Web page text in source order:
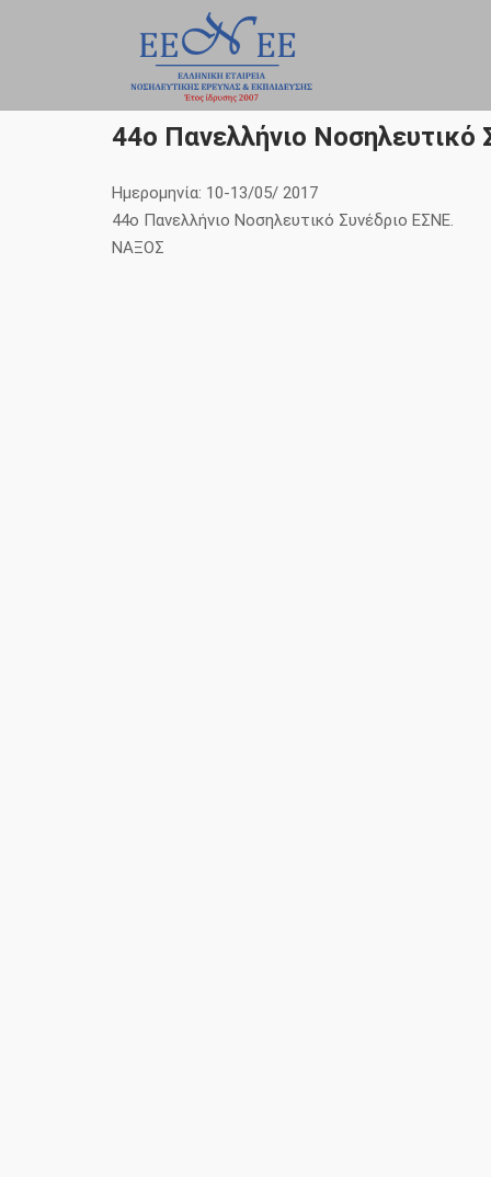
44ο Πανελλήνιο Νοσηλευτικό
Ημερομηνία: 10-13/05/ 2017
44ο Πανελλήνιο Νοσηλευτικό Συνέδριο ΕΣΝΕ.
ΝΑΞΟΣ